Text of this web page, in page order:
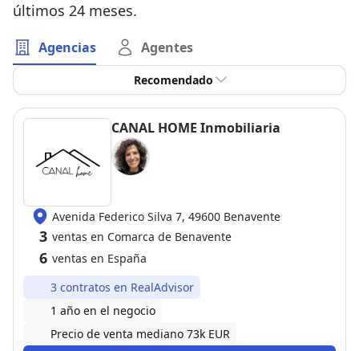
últimos 24 meses.
Agencias Agentes
Recomendado
CANAL HOME Inmobiliaria
Avenida Federico Silva 7, 49600 Benavente
3 ventas en Comarca de Benavente
6 ventas en España
3 contratos en RealAdvisor
1 año en el negocio
Precio de venta mediano 73k EUR